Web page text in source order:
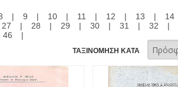
| 9 | 10 | 11 | 12 | 13 | 14
27 | 28 | 29 | 30 | 31 | 32 |
46 |
ΤΑΞΙΝΟΜΗΣΗ ΚΑΤΑ